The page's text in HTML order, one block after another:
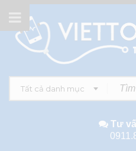
Tất cả danh mục
Tư